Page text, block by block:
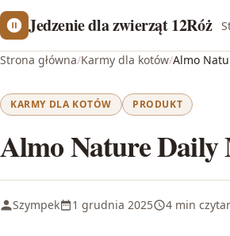
Jedzenie dla zwierząt 12Róż
Strona główna/Karmy dla kotów/Almo
KARMY DLA KOTÓW PRODUKT
Almo Nature Daily
Szympek 1 grudnia 2025 4 min